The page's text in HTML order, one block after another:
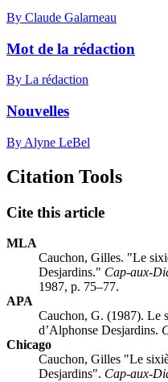
By Claude Galarneau
Mot de la rédaction
By La rédaction
Nouvelles
By Alyne LeBel
Citation Tools
Cite this article
MLA
Cauchon, Gilles. "Le
Desjardins." Cap-aux-
1987, p. 75–77.
APA
Cauchon, G. (1987). Le
d’Alphonse Desjardins.
Chicago
Cauchon, Gilles "Le
Desjardins". Cap-aux-